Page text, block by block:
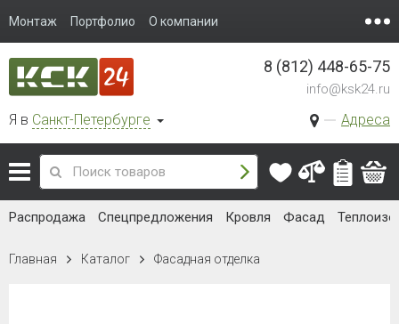
Монтаж Портфолио О компании
Я в Санкт-Петербурге Адреса
8 (812) 448-65-75
info@ksk24.ru
Распродажа Спецпредложения Кровля Фасад
Главная Каталог Фасадная отделка